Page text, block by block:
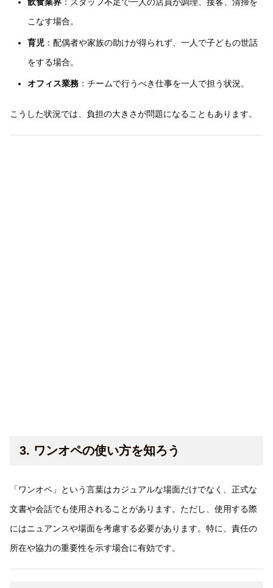
飲食業界：スタッフ不足で一人の店員が調理、接客、清掃を
こなす場合。
育児：配偶者や家族の助けが得られず、一人で子どもの世話
をする場合。
オフィス業務：チームで行うべき仕事を一人で担う状況。
こうした状況では、負担の大きさが問題になることもあります。
3. ワンオペの使い方を知ろう
「ワンオペ」という言葉はカジュアルな場面だけでなく、正式な
文書や会話でも使用されることがあります。ただし、使用する際
にはニュアンスや場面を考慮する必要があります。特に、責任の
所在や協力の重要性を示す場合に有効です。